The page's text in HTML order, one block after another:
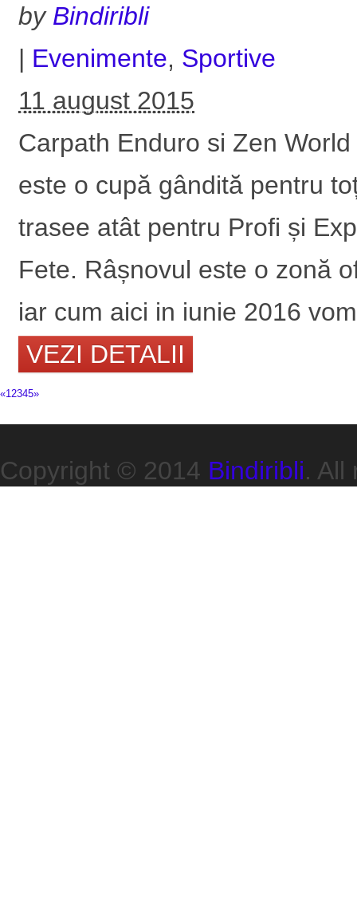
by Bindiribli
| Evenimente, Sportive
11 august 2015
Carpath Enduro si Zen
este o cupă gândită pentru
trasee atât pentru Profi și
Fete. Râșnovul este o zonă
iar cum aici in iunie 2016
VEZI DETALII
«12345»
Copyright © 2014 Bindiribli. All